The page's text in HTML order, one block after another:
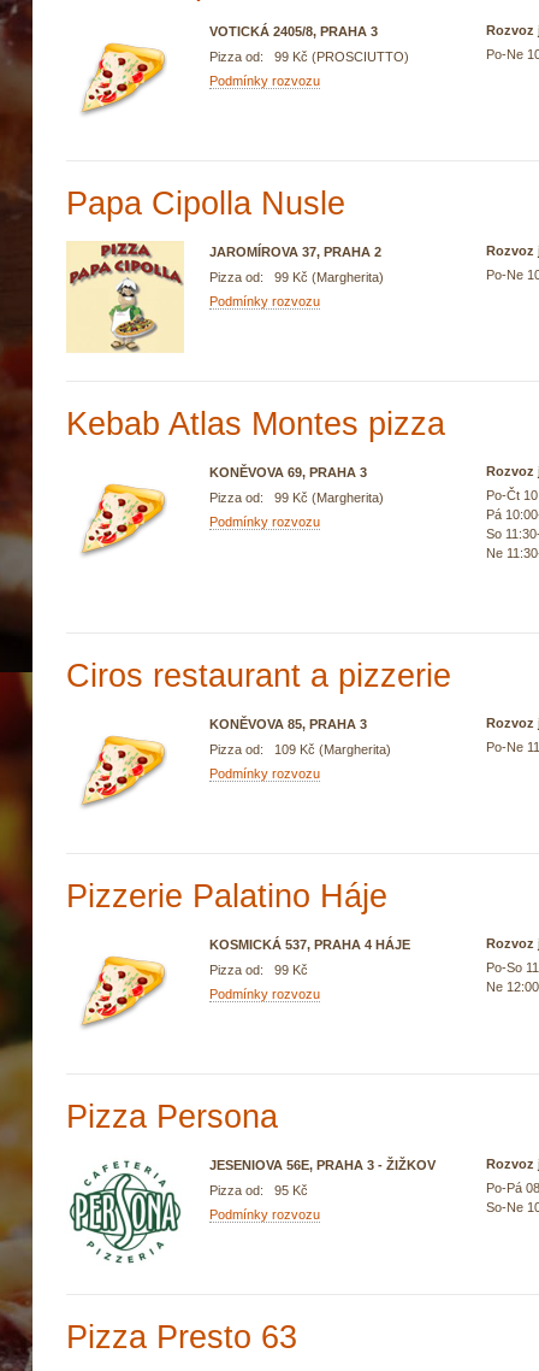
VOTICKÁ 2405/8, PRAHA 3
Pizza od: 99 Kč (PROSCIUTTO)
Podmínky rozvozu
Rozvoz
Po-Ne
Papa Cipolla Nusle
JAROMÍROVA 37, PRAHA 2
Pizza od: 99 Kč (Margherita)
Podmínky rozvozu
Rozvoz
Po-Ne
Kebab Atlas Montes pizza
KONĚVOVA 69, PRAHA 3
Pizza od: 99 Kč (Margherita)
Podmínky rozvozu
Rozvoz
Po-Čt
Pá
So
Ne
Ciros restaurant a pizzerie
KONĚVOVA 85, PRAHA 3
Pizza od: 109 Kč (Margherita)
Podmínky rozvozu
Rozvoz
Po-Ne
Pizzerie Palatino Háje
KOSMICKÁ 537, PRAHA 4 HÁJE
Pizza od: 99 Kč
Podmínky rozvozu
Rozvoz
Po-So
Ne
Pizza Persona
JESENIOVA 56E, PRAHA 3 - ŽIŽKOV
Pizza od: 95 Kč
Podmínky rozvozu
Rozvoz
Po-Pá
So-Ne
Pizza Presto 63